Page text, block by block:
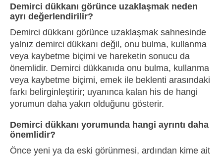
Demirci dükkanı görünce uzaklaşmak neden
ayrı değerlendirilir?
Demirci dükkanı görünce uzaklaşmak sahnesinde
yalnız demirci dükkanı değil, onu bulma, kullanma
veya kaybetme biçimi ve hareketin sonucu da
önemlidir. Demirci dükkanıda onu bulma, kullanma
veya kaybetme biçimi, emek ile beklenti arasındaki
farkı belirginleştirir; uyanınca kalan his de hangi
yorumun daha yakın olduğunu gösterir.
Demirci dükkanı yorumunda hangi ayrıntı daha
önemlidir?
Önce yeni ya da eski görünmesi, ardından kime ait